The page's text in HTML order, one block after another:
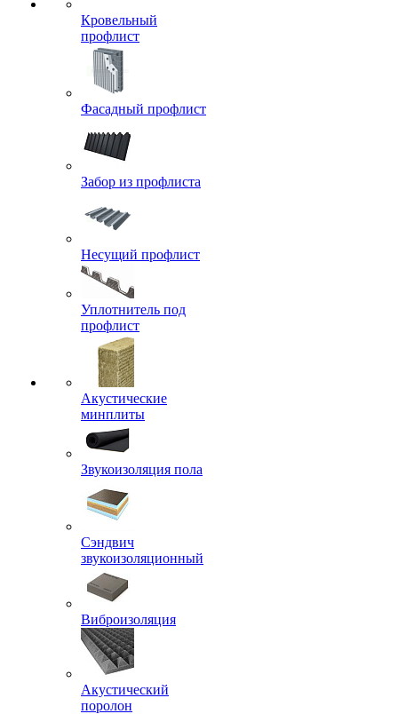
Кровельный
профлист
Фасадный профлист
Забор из профлиста
Несущий профлист
Уплотнитель под
профлист
Акустические
минплиты
Звукоизоляция пола
Сэндвич
звукоизоляционный
Виброизоляция
Акустический
поролон